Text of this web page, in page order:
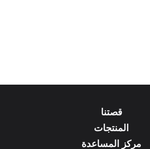
قصتنا
المنتجات
مركز المساعدة